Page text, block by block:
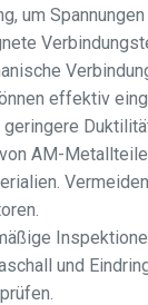
um
effektiv
AM-
und